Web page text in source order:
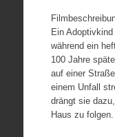
Ein
während ein
100 Jahre
auf einer
einem Unfall
drängt sie
Haus zu